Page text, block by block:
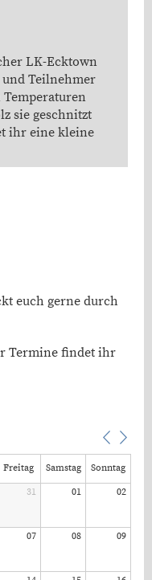
LK-Ecktown
Teilnehmer
sie geschnitzt
ihr eine kleine
euch gerne durch
Termine findet ihr
Freitag Samstag
Sonntag
31 01 02
07 08 09
Tennis